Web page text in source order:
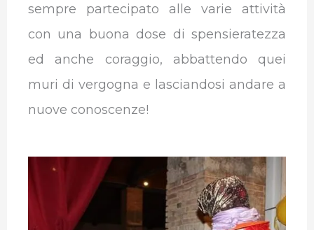
sempre partecipato alle varie attività
con una buona dose di spensieratezza
ed anche coraggio, abbattendo quei
muri di vergogna e lasciandosi andare a
nuove conoscenze!